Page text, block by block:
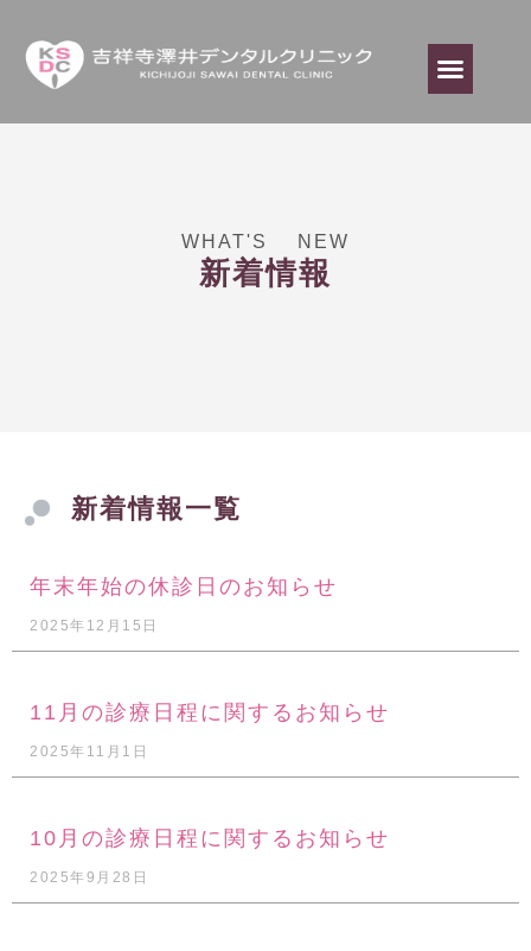
WHAT'S NEW
新着情報
新着情報一覧
年末年始の休診日のお知らせ
2025年12月15日
11月の診療日程に関するお知らせ
2025年11月1日
10月の診療日程に関するお知らせ
2025年9月28日